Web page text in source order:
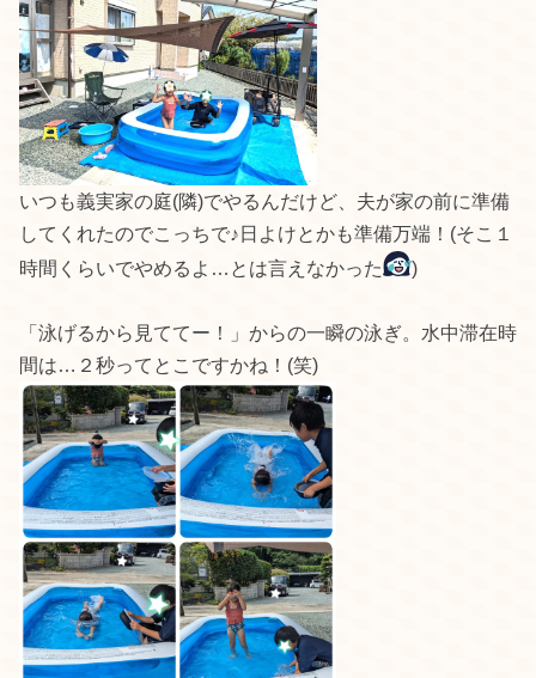
いつも義実家の庭(隣)でやるんだけど、夫が家の前に準備
してくれたのでこっちで♪日よけとかも準備万端！(そこ１
時間くらいでやめるよ…とは言えなかった
)
「泳げるから見ててー！」からの一瞬の泳ぎ。水中滞在時
間は…２秒ってとこですかね！(笑)